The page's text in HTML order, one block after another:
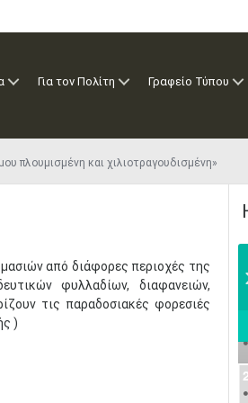
Για τον Πολίτη Γραφείο Τύπου
πλουμισμένη και χιλιοτραγουδισμένη»
από διάφορες περιοχές της
φυλλαδίων, διαφανειών,
τις παραδοσιακές φορεσιές
)
2
•